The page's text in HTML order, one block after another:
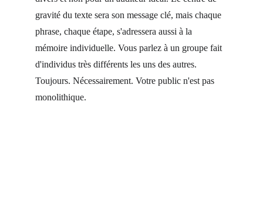
gravité du texte sera son message clé, mais chaque
phrase, chaque étape, s'adressera aussi à la
mémoire individuelle. Vous parlez à un groupe fait
d'individus très différents les uns des autres.
Toujours. Nécessairement. Votre public n'est pas
monolithique.